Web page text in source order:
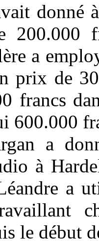
donné
200.000
a
prix de
francs
600.000
a
à
a
le début